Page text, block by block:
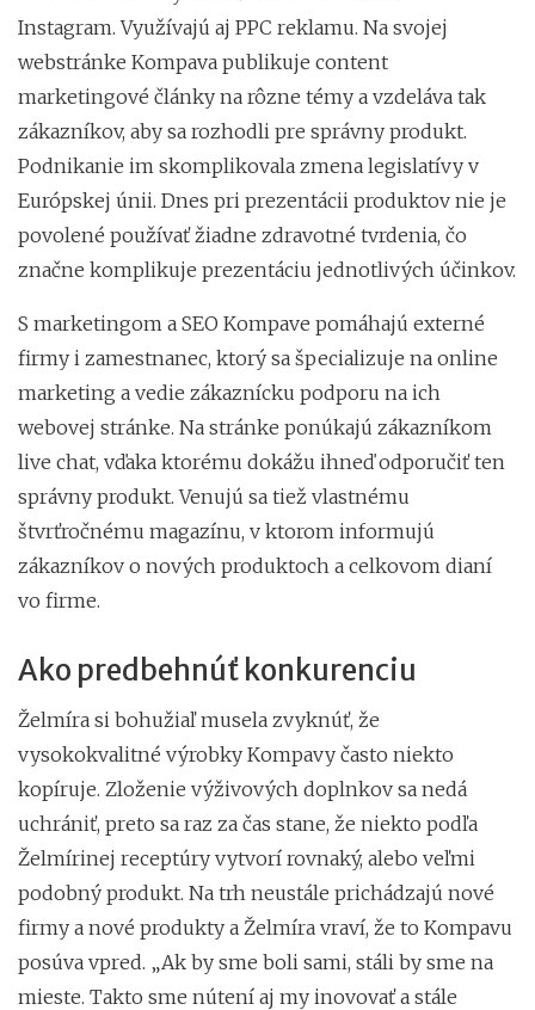
Instagram. Využívajú aj PPC reklamu. Na svojej
webstránke Kompava publikuje content
marketingové články na rôzne témy a vzdeláva tak
zákazníkov, aby sa rozhodli pre správny produkt.
Podnikanie im skomplikovala zmena legislatívy v
Európskej únii. Dnes pri prezentácii produktov nie je
povolené používať žiadne zdravotné tvrdenia, čo
značne komplikuje prezentáciu jednotlivých účinkov.
S marketingom a SEO Kompave pomáhajú externé
firmy i zamestnanec, ktorý sa špecializuje na online
marketing a vedie zákaznícku podporu na ich
webovej stránke. Na stránke ponúkajú zákazníkom
live chat, vďaka ktorému dokážu ihneď odporučiť ten
správny produkt. Venujú sa tiež vlastnému
štvrťročnému magazínu, v ktorom informujú
zákazníkov o nových produktoch a celkovom dianí
vo firme.
Ako predbehnúť konkurenciu
Želmíra si bohužiaľ musela zvyknúť, že
vysokokvalitné výrobky Kompavy často niekto
kopíruje. Zloženie výživových doplnkov sa nedá
uchrániť, preto sa raz za čas stane, že niekto podľa
Želmírinej receptúry vytvorí rovnaký, alebo veľmi
podobný produkt. Na trh neustále prichádzajú nové
firmy a nové produkty a Želmíra vraví, že to Kompavu
posúva vpred. „Ak by sme boli sami, stáli by sme na
mieste. Takto sme nútení aj my inovovať a stále